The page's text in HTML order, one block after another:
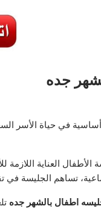
جده
في حياة الأسر
الأطفال العناية
تساهم الجليسة
اطفال بالشهر جده